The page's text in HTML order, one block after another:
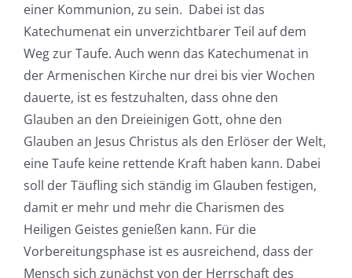
einer Kommunion, zu sein. Dabei ist das
Katechumenat ein unverzichtbarer Teil auf dem
Weg zur Taufe. Auch wenn das Katechumenat in
der Armenischen Kirche nur drei bis vier Wochen
dauerte, ist es festzuhalten, dass ohne den
Glauben an den Dreieinigen Gott, ohne den
Glauben an Jesus Christus als den Erlöser der Welt,
eine Taufe keine rettende Kraft haben kann. Dabei
soll der Täufling sich ständig im Glauben festigen,
damit er mehr und mehr die Charismen des
Heiligen Geistes genießen kann. Für die
Vorbereitungsphase ist es ausreichend, dass der
Mensch sich zunächst von der Herrschaft des